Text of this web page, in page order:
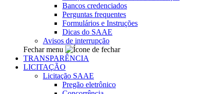
Bancos credenciados
Perguntas frequentes
Formulários e Instruções
Dicas do SAAE
Avisos de interrupção
Fechar menu
TRANSPARÊNCIA
LICITAÇÃO
Licitação SAAE
Pregão eletrônico